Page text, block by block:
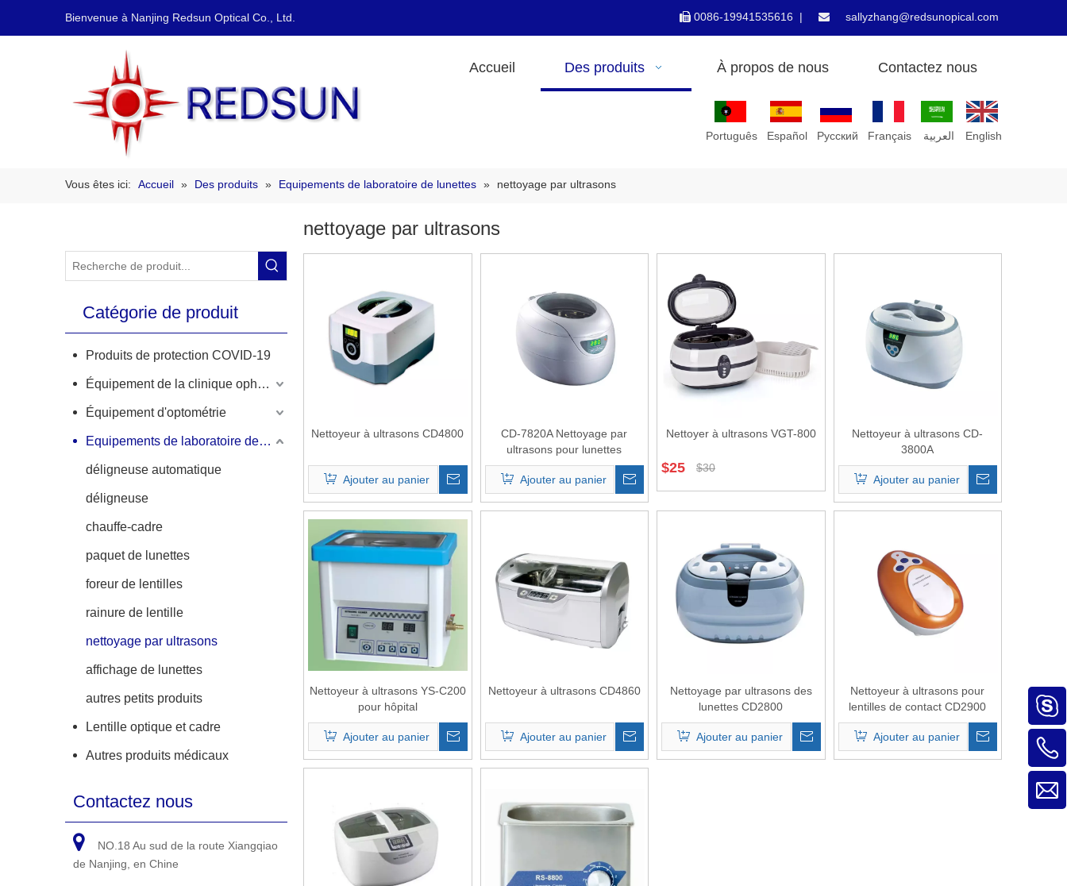
Bienvenue à Nanjing Redsun Optical Co., Ltd.  0086-19941535616 |  sallyzhang@redsunopical.com
Accueil Des produits À propos de nous Contactez nous
Português Español Pусский Français العربية English
Vous êtes ici: Accueil » Des produits » Equipements de laboratoire de lunettes » nettoyage par ultrasons
Catégorie de produit
Produits de protection COVID-19
Équipement de la clinique ophtalmique
Équipement d'optométrie
Equipements de laboratoire de lunettes
déligneuse automatique
déligneuse
chauffe-cadre
paquet de lunettes
foreur de lentilles
rainure de lentille
nettoyage par ultrasons
affichage de lunettes
autres petits produits
Lentille optique et cadre
Autres produits médicaux
Contactez nous
 NO.18 Au sud de la route Xiangqiao
de Nanjing, en Chine
nettoyage par ultrasons
Nettoyeur à ultrasons CD4800
Ajouter au panier
CD-7820A Nettoyage par
ultrasons pour lunettes
Ajouter au panier
Nettoyer à ultrasons VGT-800
$25 $30
Nettoyeur à ultrasons CD-
3800A
Ajouter au panier
Nettoyeur à ultrasons YS-C200
pour hôpital
Ajouter au panier
Nettoyeur à ultrasons CD4860
Ajouter au panier
Nettoyage par ultrasons des
lunettes CD2800
Ajouter au panier
Nettoyeur à ultrasons pour
lentilles de contact CD2900
Ajouter au panier